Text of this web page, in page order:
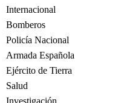
Internacional
Bomberos
Policía Nacional
Armada Española
Ejército de Tierra
Salud
Investigación